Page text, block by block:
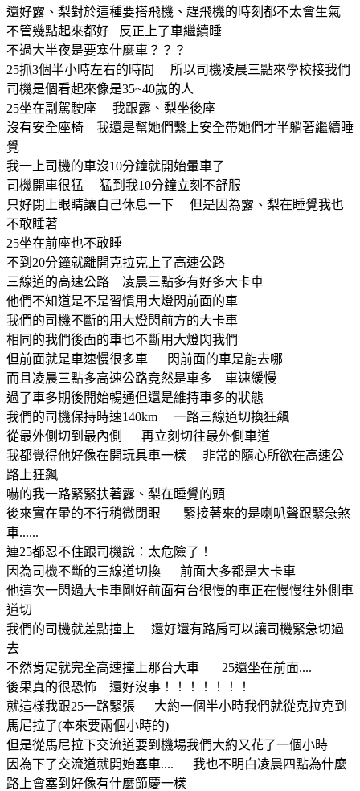
還好露、梨對於這種要搭飛機、趕飛機的時刻都不太會生氣
不管幾點起來都好 反正上了車繼續睡
不過大半夜是要塞什麼車？？？
25抓3個半小時左右的時間 所以司機凌晨三點來學校接我們
司機是個看起來像是35~40歲的人
25坐在副駕駛座 我跟露、梨坐後座
沒有安全座椅 我還是幫她們繫上安全帶她們才半躺著繼續睡
覺
我一上司機的車沒10分鐘就開始暈車了
司機開車很猛 猛到我10分鐘立刻不舒服
只好閉上眼睛讓自己休息一下 但是因為露、梨在睡覺我也
不敢睡著
25坐在前座也不敢睡
不到20分鐘就離開克拉克上了高速公路
三線道的高速公路 凌晨三點多有好多大卡車
他們不知道是不是習慣用大燈閃前面的車
我們的司機不斷的用大燈閃前方的大卡車
相同的我們後面的車也不斷用大燈閃我們
但前面就是車速慢很多車 閃前面的車是能去哪
而且凌晨三點多高速公路竟然是車多 車速緩慢
過了車多期後開始暢通但還是維持車多的狀態
我們的司機保持時速140km 一路三線道切換狂飆
從最外側切到最內側 再立刻切往最外側車道
我都覺得他好像在開玩具車一樣 非常的隨心所欲在高速公
路上狂飆
嚇的我一路緊緊扶著露、梨在睡覺的頭
後來實在暈的不行稍微閉眼 緊接著來的是喇叭聲跟緊急煞
車......
連25都忍不住跟司機說：太危險了！
因為司機不斷的三線道切換 前面大多都是大卡車
他這次一閃過大卡車剛好前面有台很慢的車正在慢慢往外側車
道切
我們的司機就差點撞上 還好還有路肩可以讓司機緊急切過
去
不然肯定就完全高速撞上那台大車 25還坐在前面....
後果真的很恐怖 還好沒事！！！！！！！
就這樣我跟25一路緊張 大約一個半小時我們就從克拉克到
馬尼拉了(本來要兩個小時的)
但是從馬尼拉下交流道要到機場我們大約又花了一個小時
因為下了交流道就開始塞車.... 我也不明白凌晨四點為什麼
路上會塞到好像有什麼節慶一樣